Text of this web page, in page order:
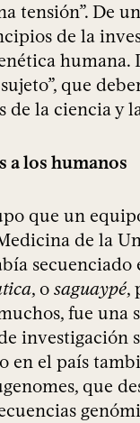
tensión”. De
de la
humana.
que
de la ciencia y
a los humanos
que un
de la
secuenciado
, o saguaypé,
fue una
investigación
en el país
que